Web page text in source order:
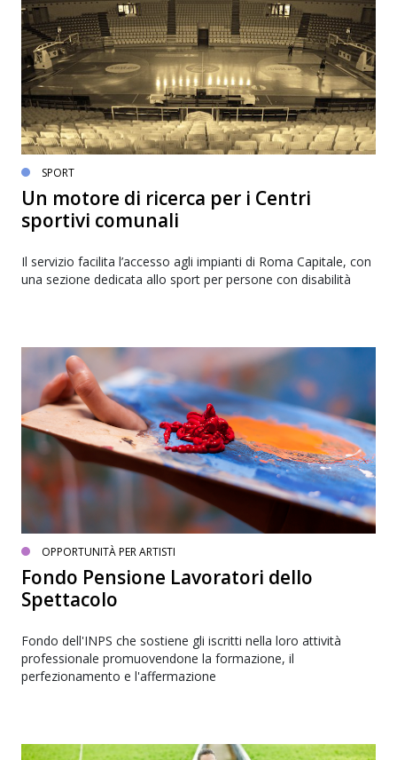
SPORT
Un motore di ricerca per i Centri
sportivi comunali
Il servizio facilita l’accesso agli impianti di Roma Capitale, con
una sezione dedicata allo sport per persone con disabilità
OPPORTUNITÀ PER ARTISTI
Fondo Pensione Lavoratori dello
Spettacolo
Fondo dell'INPS che sostiene gli iscritti nella loro attività
professionale promuovendone la formazione, il
perfezionamento e l'affermazione